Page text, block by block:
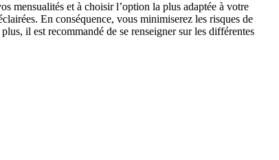
mensualités et à choisir l’option la plus adaptée à votre
En conséquence, vous minimiserez les risques de
il est recommandé de se renseigner sur les différentes